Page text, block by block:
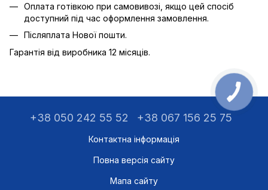
Оплата готівкою при самовивозі, якщо цей спосіб
доступний під час оформлення замовлення.
Післяплата Нової пошти.
Гарантія від виробника 12 місяців.
+38 050 242 55 52 +38 067 156 25 75
Контактна інформація
Повна версія сайту
Мапа сайту